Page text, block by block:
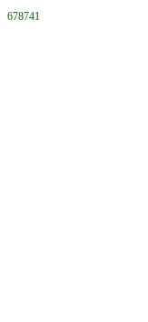
678741